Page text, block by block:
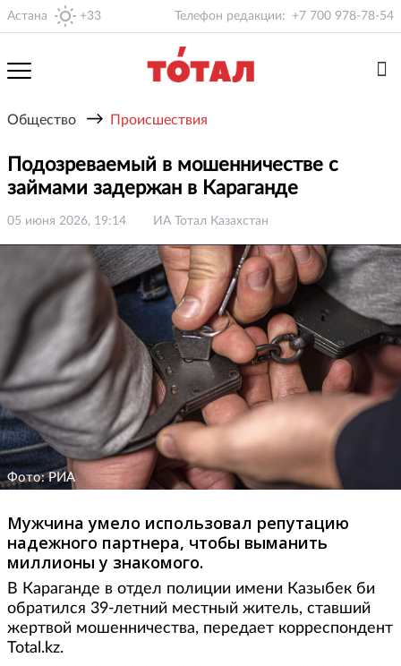
Астана +33 Телефон редакции: +7 700 978-78-54
Общество → Происшествия
Подозреваемый в мошенничестве с
займами задержан в Караганде
05 июня 2026, 19:14 ИА Тотал Казахстан
Фото: РИА
Мужчина умело использовал репутацию
надежного партнера, чтобы выманить
миллионы у знакомого.
В Караганде в отдел полиции имени Казыбек би
обратился 39-летний местный житель, ставший
жертвой мошенничества, передает корреспондент
Total.kz.